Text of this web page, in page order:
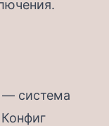
— система